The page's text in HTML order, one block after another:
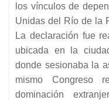
los vínculos de
Unidas del Río de la
La declaración fue
ubicada en la
donde sesionaba la
mismo Congreso
dominación